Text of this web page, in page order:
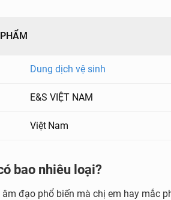
Dung dịch vệ sinh
E&S VIỆT NAM
Việt Nam
bao nhiêu loại?
đạo phổ biến mà chị em hay mắc